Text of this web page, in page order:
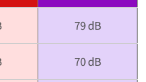
79 dB
70 dB